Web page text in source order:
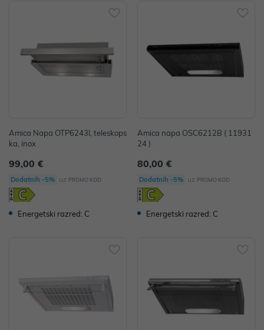
Amica Napa OTP6243I, teleskops
ka, inox
99,00 €
Dodatnih -5% uz PROMO KOD
Energetski razred: C
Amica napa OSC6212B ( 11931
24 )
80,00 €
Dodatnih -5% uz PROMO KOD
Energetski razred: C